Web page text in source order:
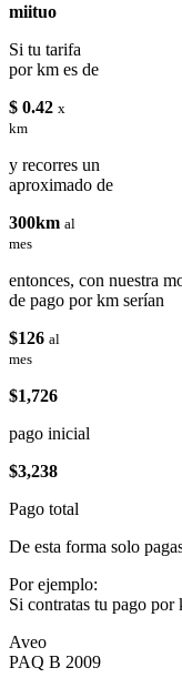
miituo
Si tu tarifa
por km es de
$ 0.42 x
km
y recorres un
aproximado de
300km al
mes
entonces, con nuestra
de pago por km serían
$126 al
mes
$1,726
pago inicial
$3,238
Pago total
De esta forma solo
Por ejemplo:
Si contratas tu pago por
Aveo
PAQ B 2009